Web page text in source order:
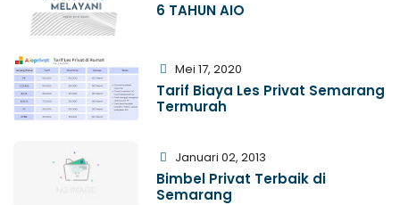
6 TAHUN AIO
Mei 17, 2020
Tarif Biaya Les Privat Semarang
Termurah
Januari 02, 2013
Bimbel Privat Terbaik di
Semarang